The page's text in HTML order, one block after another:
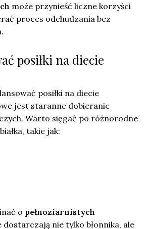
może przynieść liczne korzyści
proces odchudzania bez
posiłki na diecie
posiłki na diecie
jest staranne dobieranie
Warto sięgać po różnorodne
takie jak:
o pełnoziarnistych
dostarczają nie tylko błonnika, ale